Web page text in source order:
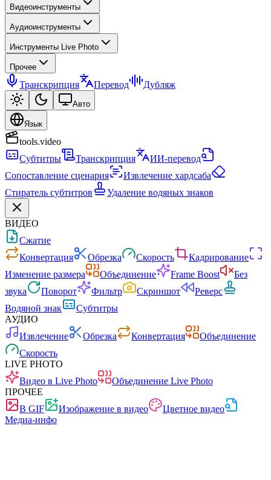
Видеоинструменты
Аудиоинструменты
Инструменты Live Photo
Прочее
Транскрипция Перевод Дубляж
Авто
Язык
tools.video
Субтитры
Транскрипция
ИИ-перевод
Сопоставление сценария
Извлечение хардсаба
Стиратель субтитров
Удаление водяных знаков
ВИДЕО
Сжатие
Конвертация
Обрезка Скорость
Кадрирование
Изменение размера
Объединение Frame Boost
Без
звука
Поворот Фильтр Скриншот
Реверс
Водяной знак
Субтитры
АУДИО
Извлечение
Обрезка Конвертация
Объединение
Скорость
LIVE PHOTO
Видео в Live Photo
Объединение Live Photo
ПРОЧЕЕ
В GIF
Изображение в видео
Цветное видео
Медиа-инфо